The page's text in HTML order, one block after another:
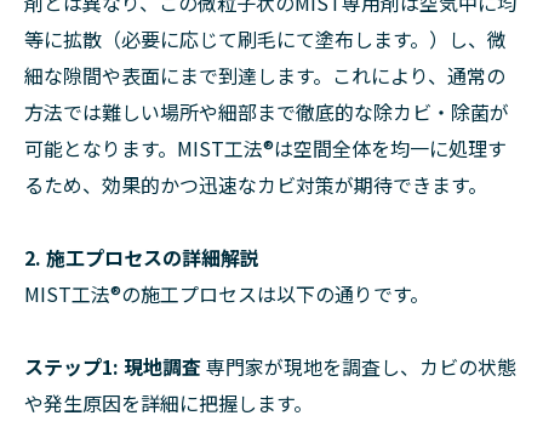
等に拡散（必要に応じて刷毛にて塗布します。）し、微
細な隙間や表面にまで到達します。これにより、通常の
方法では難しい場所や細部まで徹底的な除カビ・除菌が
可能となります。MIST工法®は空間全体を均一に処理す
るため、効果的かつ迅速なカビ対策が期待できます。
2. 施工プロセスの詳細解説
MIST工法®の施工プロセスは以下の通りです。
ステップ1: 現地調査専門家が現地を調査し、カビの状態
や発生原因を詳細に把握します。